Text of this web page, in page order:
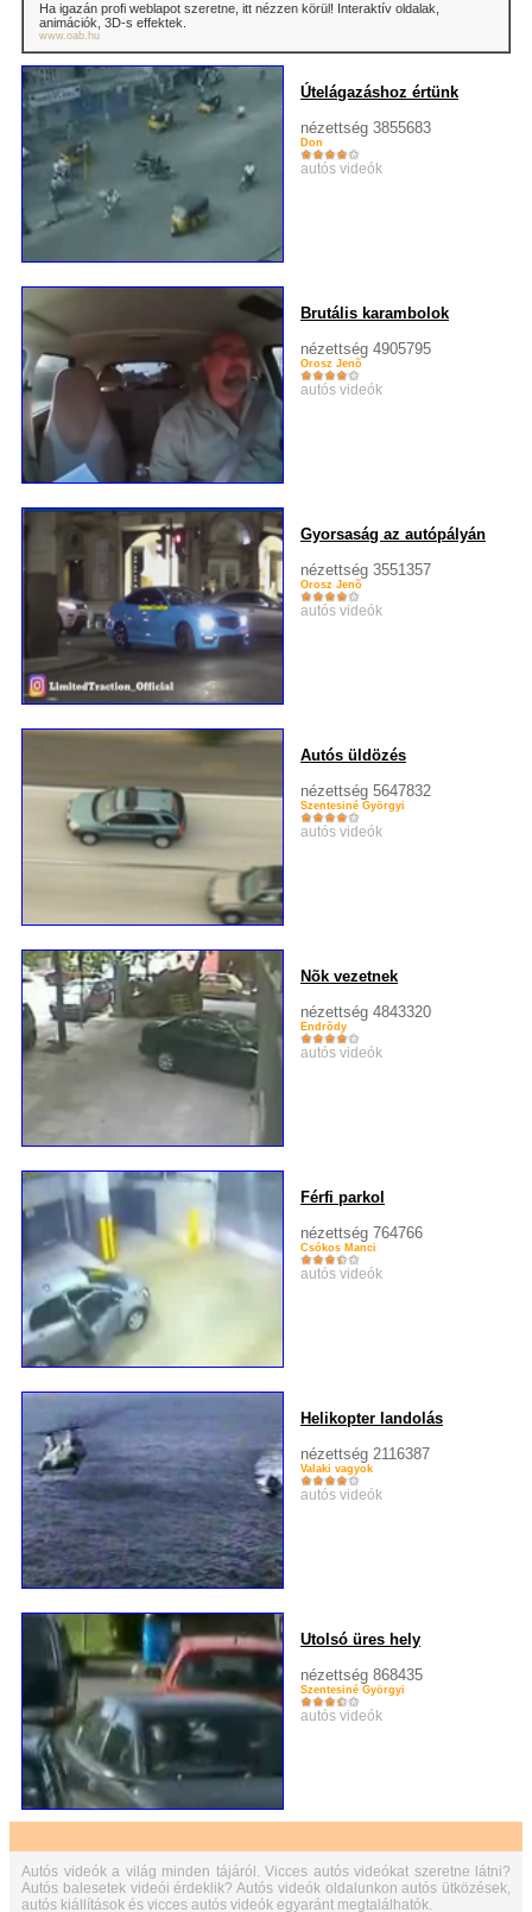
Ha igazán profi weblapot szeretne, itt nézzen körül! Interaktív oldalak,
animációk, 3D-s effektek.
www.oab.hu
Útelágazáshoz értünk
nézettség 3855683
Don
autós videók
Brutális karambolok
nézettség 4905795
Orosz Jenõ
autós videók
Gyorsaság az autópályán
nézettség 3551357
Orosz Jenõ
autós videók
Autós üldözés
nézettség 5647832
Szentesiné Györgyi
autós videók
Nõk vezetnek
nézettség 4843320
Endrõdy
autós videók
Férfi parkol
nézettség 764766
Csókos Manci
autós videók
Helikopter landolás
nézettség 2116387
Valaki vagyok
autós videók
Utolsó üres hely
nézettség 868435
Szentesiné Györgyi
autós videók
Autós videók a világ minden tájáról. Vicces autós videókat szeretne látni?
Autós balesetek videói érdeklik? Autós videók oldalunkon autós ütközések,
autós kiállítások és vicces autós videók egyaránt megtalálhatók.